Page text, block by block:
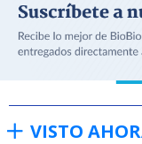
VISTO